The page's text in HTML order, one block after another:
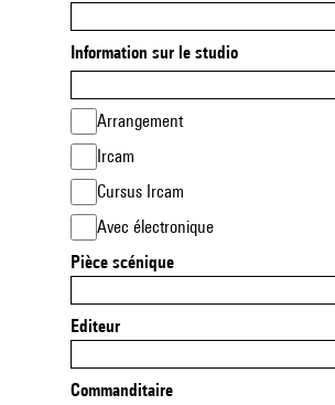
Information sur le studio
Arrangement
Ircam
Cursus Ircam
Avec électronique
Pièce scénique
Editeur
Commanditaire